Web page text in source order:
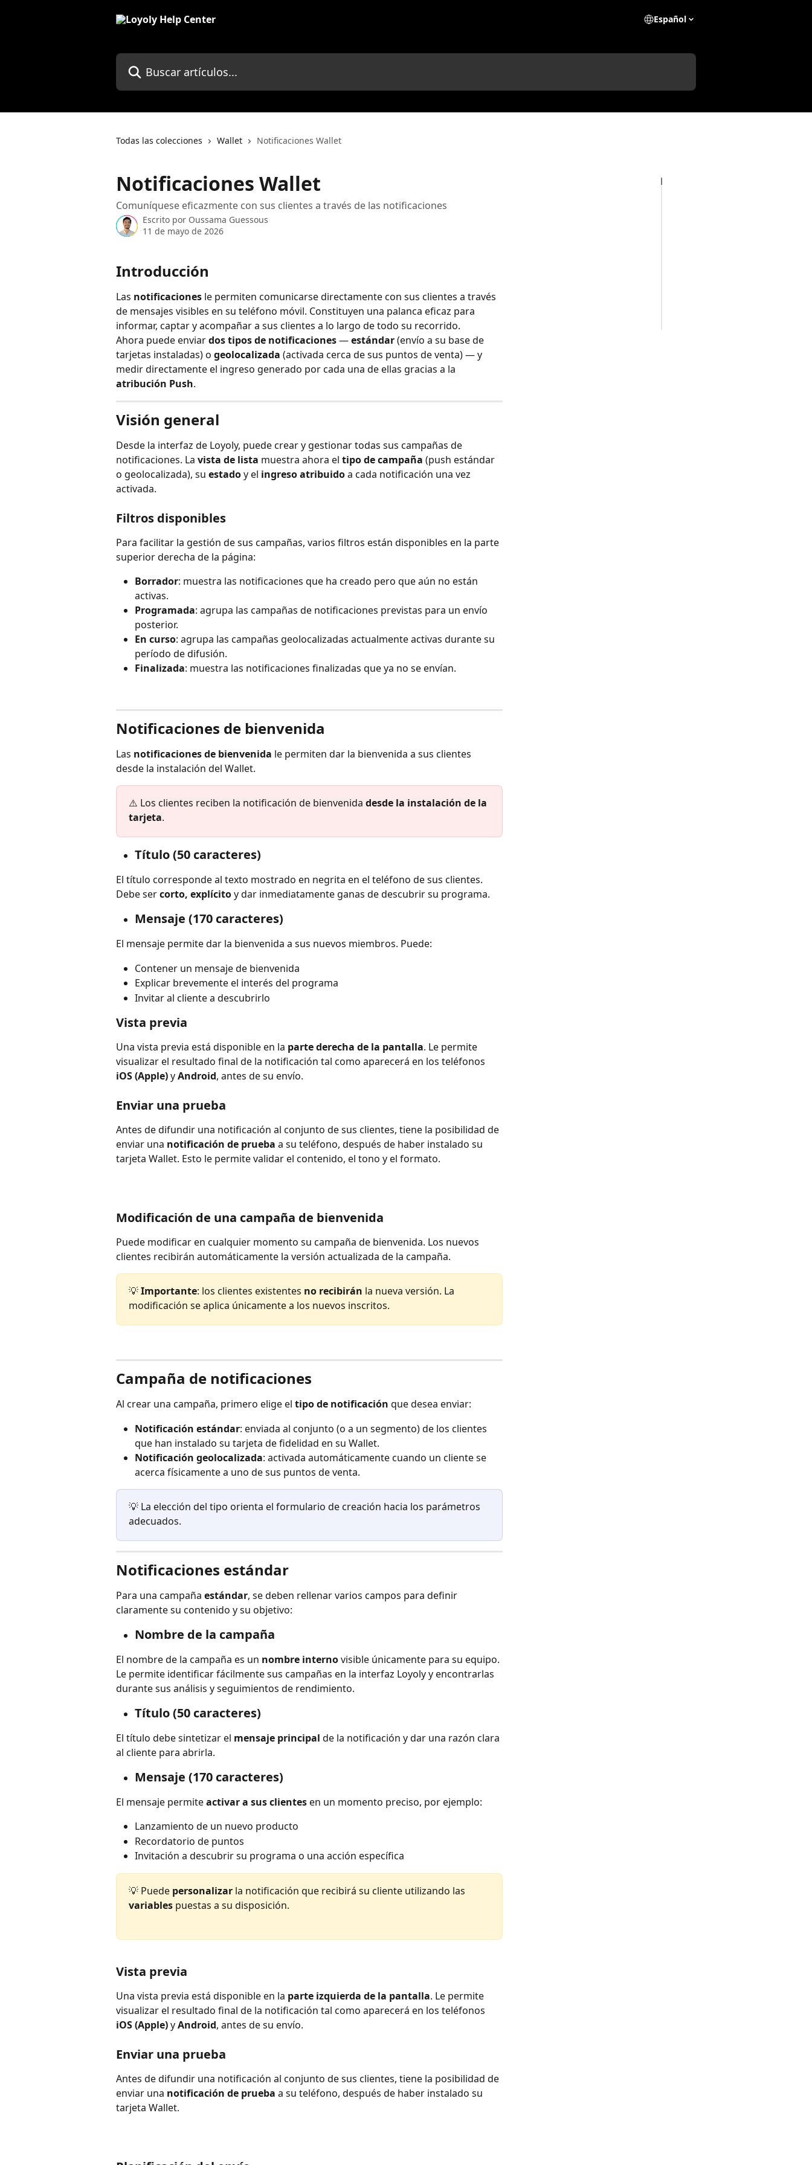
Español
Buscar artículos...
Todas las colecciones Wallet Notificaciones Wallet
Notificaciones Wallet
Comuníquese eficazmente con sus clientes a través de las notificaciones
Escrito por Oussama Guessous
11 de mayo de 2026
Introducción
Las notificaciones le permiten comunicarse directamente con sus clientes a través
de mensajes visibles en su teléfono móvil. Constituyen una palanca eficaz para
informar, captar y acompañar a sus clientes a lo largo de todo su recorrido.
Ahora puede enviar dos tipos de notificaciones — estándar (envío a su base de
tarjetas instaladas) o geolocalizada (activada cerca de sus puntos de venta) — y
medir directamente el ingreso generado por cada una de ellas gracias a la
atribución Push.
Visión general
Desde la interfaz de Loyoly, puede crear y gestionar todas sus campañas de
notificaciones. La vista de lista muestra ahora el tipo de campaña (push estándar
o geolocalizada), su estado y el ingreso atribuido a cada notificación una vez
activada.
Filtros disponibles
Para facilitar la gestión de sus campañas, varios filtros están disponibles en la parte
superior derecha de la página:
Borrador: muestra las notificaciones que ha creado pero que aún no están
activas.
Programada: agrupa las campañas de notificaciones previstas para un envío
posterior.
En curso: agrupa las campañas geolocalizadas actualmente activas durante su
período de difusión.
Finalizada: muestra las notificaciones finalizadas que ya no se envían.
Notificaciones de bienvenida
Las notificaciones de bienvenida le permiten dar la bienvenida a sus clientes
desde la instalación del Wallet.
⚠️ Los clientes reciben la notificación de bienvenida desde la instalación de la
tarjeta.
Título (50 caracteres)
El título corresponde al texto mostrado en negrita en el teléfono de sus clientes.
Debe ser corto, explícito y dar inmediatamente ganas de descubrir su programa.
Mensaje (170 caracteres)
El mensaje permite dar la bienvenida a sus nuevos miembros. Puede:
Contener un mensaje de bienvenida
Explicar brevemente el interés del programa
Invitar al cliente a descubrirlo
Vista previa
Una vista previa está disponible en la parte derecha de la pantalla. Le permite
visualizar el resultado final de la notificación tal como aparecerá en los teléfonos
iOS (Apple) y Android, antes de su envío.
Enviar una prueba
Antes de difundir una notificación al conjunto de sus clientes, tiene la posibilidad de
enviar una notificación de prueba a su teléfono, después de haber instalado su
tarjeta Wallet. Esto le permite validar el contenido, el tono y el formato.
Modificación de una campaña de bienvenida
Puede modificar en cualquier momento su campaña de bienvenida. Los nuevos
clientes recibirán automáticamente la versión actualizada de la campaña.
💡 Importante: los clientes existentes no recibirán la nueva versión. La
modificación se aplica únicamente a los nuevos inscritos.
Campaña de notificaciones
Al crear una campaña, primero elige el tipo de notificación que desea enviar:
Notificación estándar: enviada al conjunto (o a un segmento) de los clientes
que han instalado su tarjeta de fidelidad en su Wallet.
Notificación geolocalizada: activada automáticamente cuando un cliente se
acerca físicamente a uno de sus puntos de venta.
💡 La elección del tipo orienta el formulario de creación hacia los parámetros
adecuados.
Notificaciones estándar
Para una campaña estándar, se deben rellenar varios campos para definir
claramente su contenido y su objetivo:
Nombre de la campaña
El nombre de la campaña es un nombre interno visible únicamente para su equipo.
Le permite identificar fácilmente sus campañas en la interfaz Loyoly y encontrarlas
durante sus análisis y seguimientos de rendimiento.
Título (50 caracteres)
El título debe sintetizar el mensaje principal de la notificación y dar una razón clara
al cliente para abrirla.
Mensaje (170 caracteres)
El mensaje permite activar a sus clientes en un momento preciso, por ejemplo:
Lanzamiento de un nuevo producto
Recordatorio de puntos
Invitación a descubrir su programa o una acción específica
💡 Puede personalizar la notificación que recibirá su cliente utilizando las
variables puestas a su disposición.
Vista previa
Una vista previa está disponible en la parte izquierda de la pantalla. Le permite
visualizar el resultado final de la notificación tal como aparecerá en los teléfonos
iOS (Apple) y Android, antes de su envío.
Enviar una prueba
Antes de difundir una notificación al conjunto de sus clientes, tiene la posibilidad de
enviar una notificación de prueba a su teléfono, después de haber instalado su
tarjeta Wallet.